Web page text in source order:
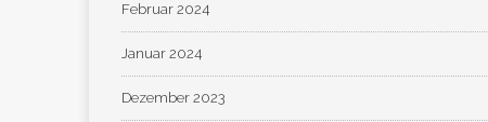
Februar 2024
Januar 2024
Dezember 2023